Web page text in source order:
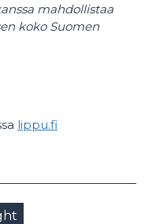
mahdollistaa
koko Suomen
lippu.fi